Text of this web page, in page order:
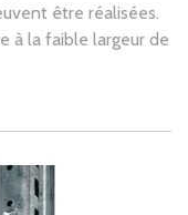
être réalisées.
à la faible largeur de